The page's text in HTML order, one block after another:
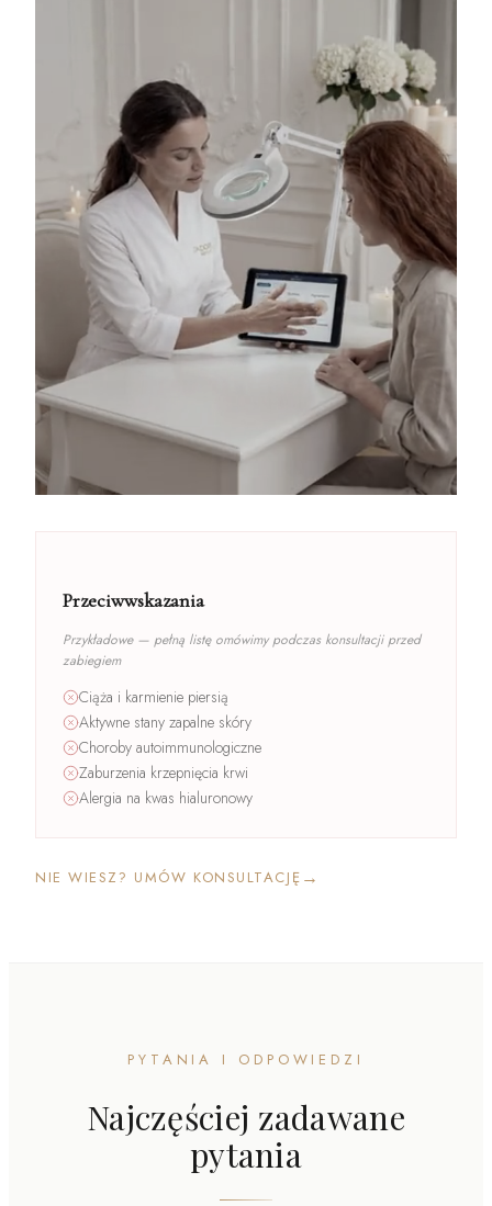
Przeciwwskazania
Przykładowe — pełną listę omówimy podczas konsultacji przed
zabiegiem
Ciąża i karmienie piersią
Aktywne stany zapalne skóry
Choroby autoimmunologiczne
Zaburzenia krzepnięcia krwi
Alergia na kwas hialuronowy
NIE WIESZ? UMÓW KONSULTACJĘ →
PYTANIA I ODPOWIEDZI
Najczęściej zadawane
pytania